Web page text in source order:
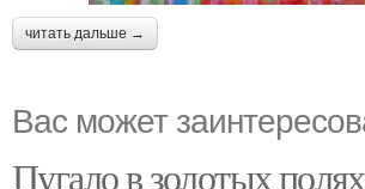
читать дальше →
Вас может
Пугало в золотых